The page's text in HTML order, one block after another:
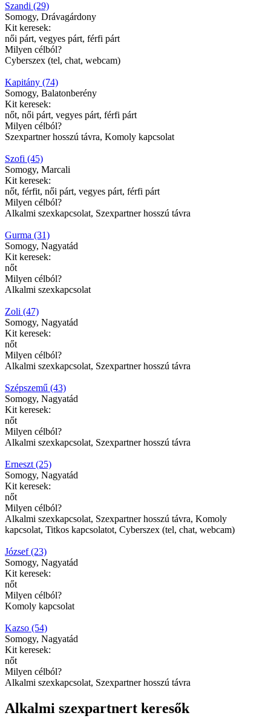
Szandi (29)
Somogy, Drávagárdony
Kit keresek:
női párt, vegyes párt, férfi párt
Milyen célból?
Cyberszex (tel, chat, webcam)
Kapitány (74)
Somogy, Balatonberény
Kit keresek:
nőt, női párt, vegyes párt, férfi párt
Milyen célból?
Szexpartner hosszú távra, Komoly kapcsolat
Szofi (45)
Somogy, Marcali
Kit keresek:
nőt, férfit, női párt, vegyes párt, férfi párt
Milyen célból?
Alkalmi szexkapcsolat, Szexpartner hosszú távra
Gurma (31)
Somogy, Nagyatád
Kit keresek:
nőt
Milyen célból?
Alkalmi szexkapcsolat
Zoli (47)
Somogy, Nagyatád
Kit keresek:
nőt
Milyen célból?
Alkalmi szexkapcsolat, Szexpartner hosszú távra
Szépszemű (43)
Somogy, Nagyatád
Kit keresek:
nőt
Milyen célból?
Alkalmi szexkapcsolat, Szexpartner hosszú távra
Erneszt (25)
Somogy, Nagyatád
Kit keresek:
nőt
Milyen célból?
Alkalmi szexkapcsolat, Szexpartner hosszú távra, Komoly
kapcsolat, Titkos kapcsolatot, Cyberszex (tel, chat, webcam)
József (23)
Somogy, Nagyatád
Kit keresek:
nőt
Milyen célból?
Komoly kapcsolat
Kazso (54)
Somogy, Nagyatád
Kit keresek:
nőt
Milyen célból?
Alkalmi szexkapcsolat, Szexpartner hosszú távra
Alkalmi szexpartnert keresők